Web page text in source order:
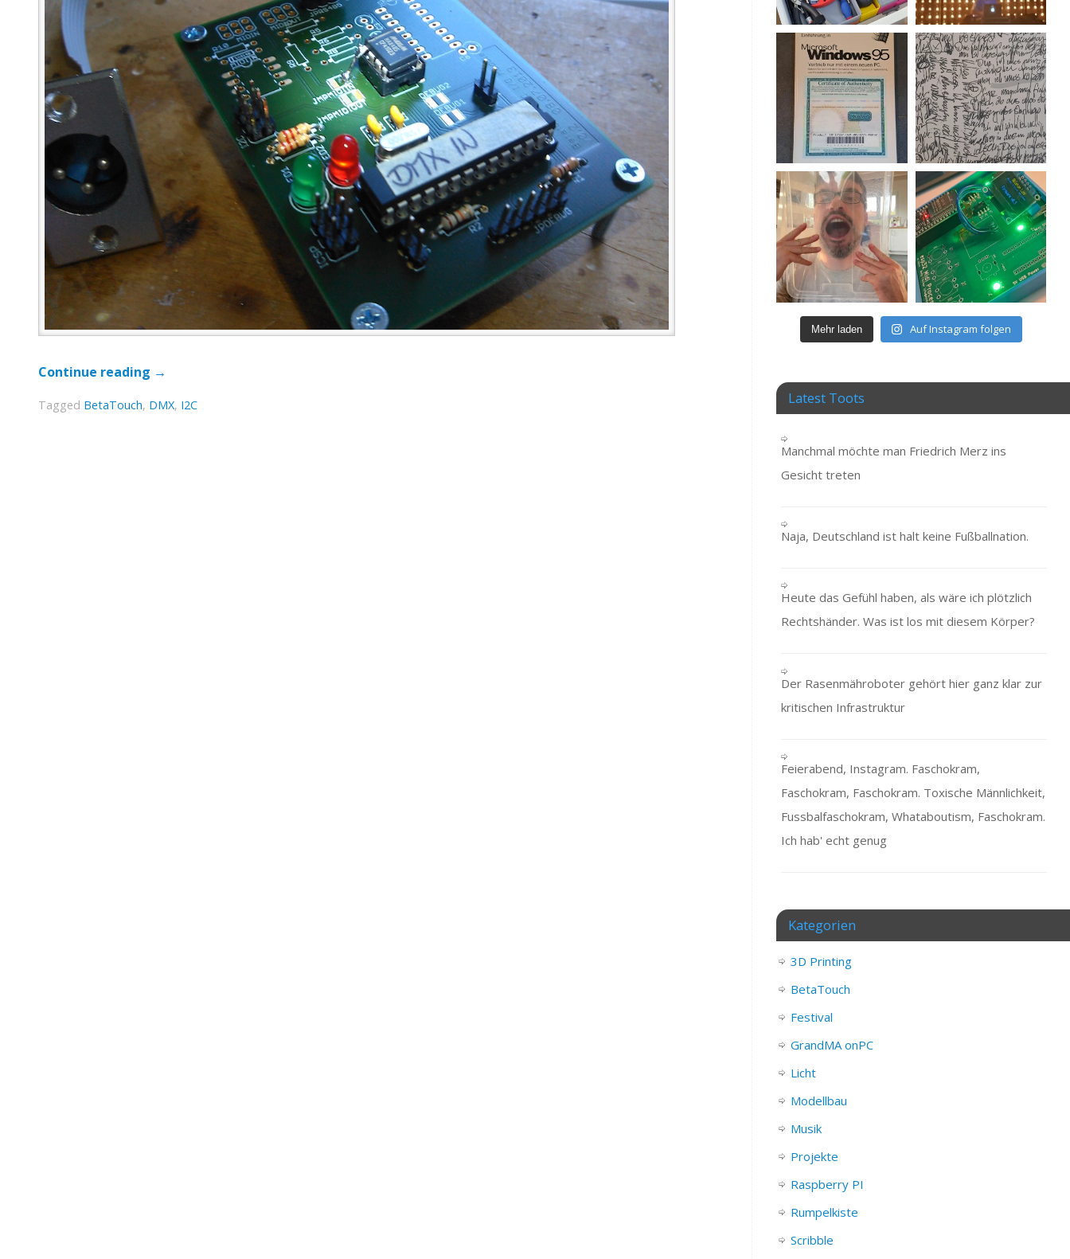
Continue reading →
Tagged BetaTouch, DMX, I2C
Mehr laden Auf Instagram folgen
Latest Toots
Manchmal möchte man Friedrich Merz ins
Gesicht treten
Naja, Deutschland ist halt keine Fußballnation.
Heute das Gefühl haben, als wäre ich plötzlich
Rechtshänder. Was ist los mit diesem Körper?
Der Rasenmähroboter gehört hier ganz klar zur
kritischen Infrastruktur
Feierabend, Instagram. Faschokram,
Faschokram, Faschokram. Toxische Männlichkeit,
Fussbalfaschokram, Whataboutism, Faschokram.
Ich hab' echt genug
Kategorien
3D Printing
BetaTouch
Festival
GrandMA onPC
Licht
Modellbau
Musik
Projekte
Raspberry PI
Rumpelkiste
Scribble